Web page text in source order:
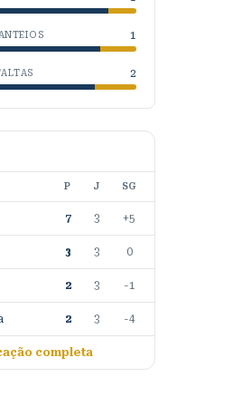
1
2
P J SG
7 3 +5
3 3 0
2 3 -1
2 3 -4
completa